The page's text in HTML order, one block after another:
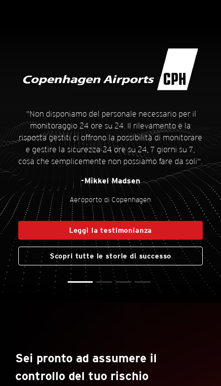
"Non disponiamo del personale necessario per il
monitoraggio 24 ore su 24. Il rilevamento e la
risposta gestiti ci offrono la possibilità di monitorare
e gestire la sicurezza 24 ore su 24, 7 giorni su 7,
cosa che semplicemente non possiamo fare da soli".
-Mikkel Madsen
Aeroporto di Copenhagen
Leggi la testimonianza
Scopri tutte le storie di successo
Sei pronto ad assumere il
controllo del tuo rischio